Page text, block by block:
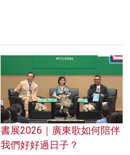
書展2026｜廣東歌如何陪伴
我們好好過日子？